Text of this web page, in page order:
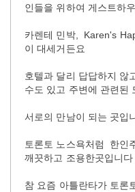
인들을 위하여 게스트하
카렌테 민박, Karen's
이 대세거든요
호텔과 달리 답답하지 않
수도 있고 주변에 관련된
서로의 만남이 되는 곳입
토론토 노스욕처럼 한인
깨끗하고 조용한곳입니다
참 요즘 아틀란타가 토론